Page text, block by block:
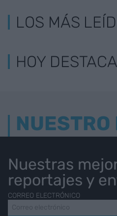
LOS MÁS
HOY
NUESTRO
Nuestras
reportajes y
CORREO ELECTRÓNICO